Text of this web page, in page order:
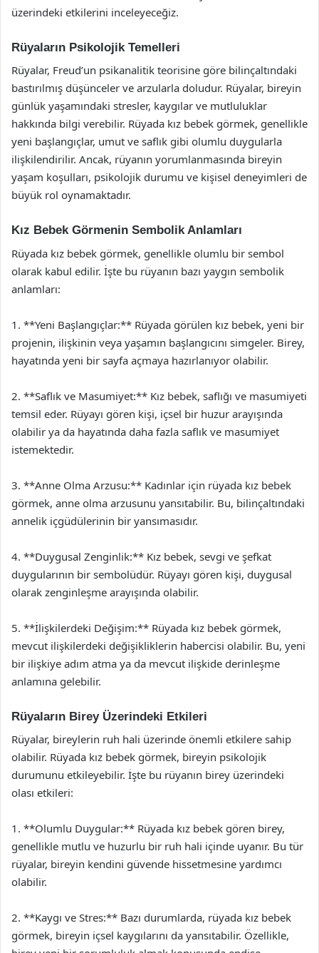
üzerindeki etkilerini inceleyeceğiz.
Rüyaların Psikolojik Temelleri
Rüyalar, Freud’un psikanalitik teorisine göre bilinçaltındaki
bastırılmış düşünceler ve arzularla doludur. Rüyalar, bireyin
günlük yaşamındaki stresler, kaygılar ve mutluluklar
hakkında bilgi verebilir. Rüyada kız bebek görmek, genellikle
yeni başlangıçlar, umut ve saflık gibi olumlu duygularla
ilişkilendirilir. Ancak, rüyanın yorumlanmasında bireyin
yaşam koşulları, psikolojik durumu ve kişisel deneyimleri de
büyük rol oynamaktadır.
Kız Bebek Görmenin Sembolik Anlamları
Rüyada kız bebek görmek, genellikle olumlu bir sembol
olarak kabul edilir. İşte bu rüyanın bazı yaygın sembolik
anlamları:
1. **Yeni Başlangıçlar:** Rüyada görülen kız bebek, yeni bir
projenin, ilişkinin veya yaşamın başlangıcını simgeler. Birey,
hayatında yeni bir sayfa açmaya hazırlanıyor olabilir.
2. **Saflık ve Masumiyet:** Kız bebek, saflığı ve masumiyeti
temsil eder. Rüyayı gören kişi, içsel bir huzur arayışında
olabilir ya da hayatında daha fazla saflık ve masumiyet
istemektedir.
3. **Anne Olma Arzusu:** Kadınlar için rüyada kız bebek
görmek, anne olma arzusunu yansıtabilir. Bu, bilinçaltındaki
annelik içgüdülerinin bir yansımasıdır.
4. **Duygusal Zenginlik:** Kız bebek, sevgi ve şefkat
duygularının bir sembolüdür. Rüyayı gören kişi, duygusal
olarak zenginleşme arayışında olabilir.
5. **İlişkilerdeki Değişim:** Rüyada kız bebek görmek,
mevcut ilişkilerdeki değişikliklerin habercisi olabilir. Bu, yeni
bir ilişkiye adım atma ya da mevcut ilişkide derinleşme
anlamına gelebilir.
Rüyaların Birey Üzerindeki Etkileri
Rüyalar, bireylerin ruh hali üzerinde önemli etkilere sahip
olabilir. Rüyada kız bebek görmek, bireyin psikolojik
durumunu etkileyebilir. İşte bu rüyanın birey üzerindeki
olası etkileri:
1. **Olumlu Duygular:** Rüyada kız bebek gören birey,
genellikle mutlu ve huzurlu bir ruh hali içinde uyanır. Bu tür
rüyalar, bireyin kendini güvende hissetmesine yardımcı
olabilir.
2. **Kaygı ve Stres:** Bazı durumlarda, rüyada kız bebek
görmek, bireyin içsel kaygılarını da yansıtabilir. Özellikle,